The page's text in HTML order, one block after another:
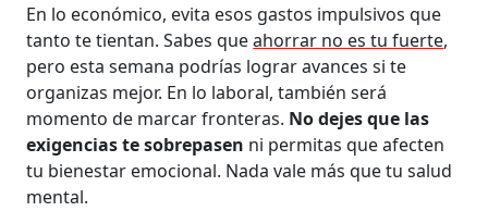
En lo económico, evita esos gastos impulsivos que
tanto te tientan. Sabes queahorrar no es tu fuerte,
pero esta semana podrías lograr avances si te
organizas mejor. En lo laboral, también será
momento de marcar fronteras. No dejes que las
exigencias te sobrepasen ni permitas que afecten
tu bienestar emocional. Nada vale más que tu salud
mental.